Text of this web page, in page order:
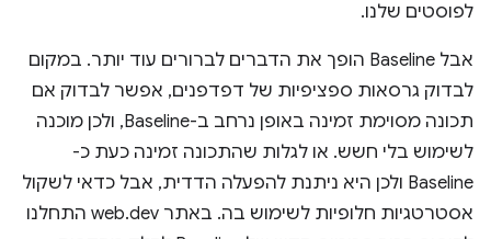
לפוסטים שלנו.
אבל Baseline הופך את הדברים לברורים עוד יותר. במקום
לבדוק גרסאות ספציפיות של דפדפנים, אפשר לבדוק אם
תכונה מסוימת זמינה באופן נרחב ב-Baseline, ולכן מוכנה
לשימוש בלי חשש. או לגלות שהתכונה זמינה כעת כ-
Baseline ולכן היא ניתנת להפעלה הדדית, אבל כדאי לשקול
אסטרטגיות חלופיות לשימוש בה. באתר web.dev התחלנו